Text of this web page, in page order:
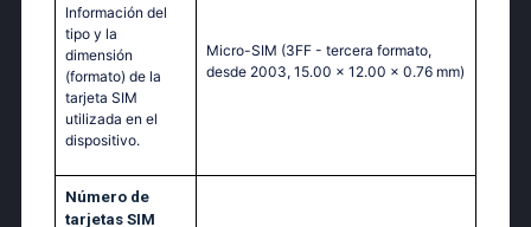
Información del
tipo y la
dimensión
(formato) de la
tarjeta SIM
utilizada en el
dispositivo.
Micro-SIM (3FF - tercera formato,
desde 2003, 15.00 x 12.00 x 0.76 mm)
Número de
tarjetas SIM